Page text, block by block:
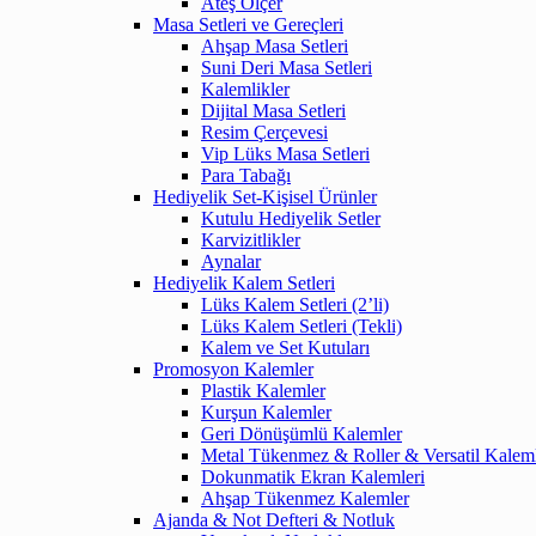
Masa Setleri ve Gereçleri
Ahşap Masa Setleri
Suni Deri Masa Setleri
Kalemlikler
Dijital Masa Setleri
Resim Çerçevesi
Vip Lüks Masa Setleri
Para Tabağı
Hediyelik Set-Kişisel Ürünler
Kutulu Hediyelik Setler
Karvizitlikler
Aynalar
Hediyelik Kalem Setleri
Lüks Kalem Setleri (2’li)
Lüks Kalem Setleri (Tekli)
Kalem ve Set Kutuları
Promosyon Kalemler
Plastik Kalemler
Kurşun Kalemler
Geri Dönüşümlü Kalemler
Metal Tükenmez & Roller & Versatil
Dokunmatik Ekran Kalemleri
Ahşap Tükenmez Kalemler
Ajanda & Not Defteri & Notluk